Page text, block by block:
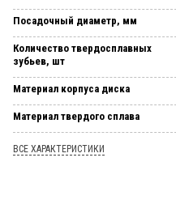
Посадочный диаметр, мм
Количество твердосплавных
зубьев, шт
Материал корпуса диска
Материал твердого сплава
ВСЕ ХАРАКТЕРИСТИКИ